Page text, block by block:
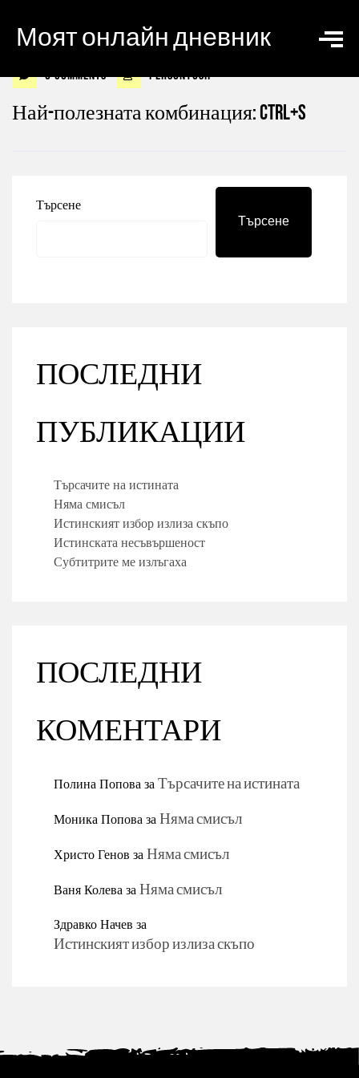
Моят онлайн дневник
0 Comments personyosif
Най-полезната комбинация: Ctrl+S
Търсене
Търсене
ПОСЛЕДНИ
ПУБЛИКАЦИИ
Търсачите на истината
Няма смисъл
Истинският избор излиза скъпо
Истинската несъвършеност
Субтитрите ме излъгаха
ПОСЛЕДНИ
КОМЕНТАРИ
Полина ПоповазаТърсачите на истината
Моника ПоповазаНяма смисъл
Христо ГеновзаНяма смисъл
Ваня КолевазаНяма смисъл
Здравко Начевза
Истинският избор излиза скъпо